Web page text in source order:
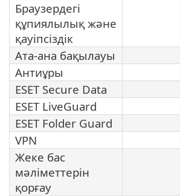
Браузердегі
құпиялылық және
қауіпсіздік
Ата-ана бақылауы
Антиұры
ESET Secure Data
ESET LiveGuard
ESET Folder Guard
VPN
Жеке бас
мәліметтерін
қорғау